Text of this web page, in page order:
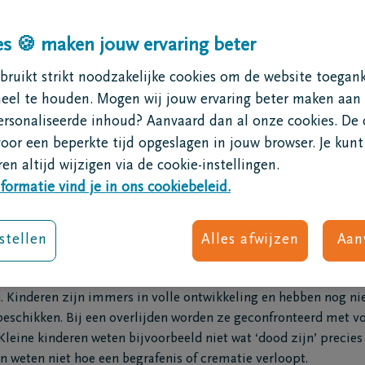
bij een overlijden?
begrafenisondernemer
een uitvaart?
of rouwadvertentie
ik iemand?
Rouwondersteuning
Rouwgroepen
Rouw bij kinderen
hoe kan je helpen?
verliesconsulente bij DELA:
‘Van zodra een kind zich hecht
is. In grote lijnen rouwen kinderen op dezelfde
Kinderen zijn immers in volle ontwikkeling en hebben nog
Bij een overlijden worden ze geconfronteerd met
kinderen weten bijvoorbeeld niet wat ‘dood zijn’
weten niet hoe een begrafenis of crematie verloopt.
🍪 maken jouw ervaring beter
strikt noodzakelijke cookies om de website
te houden. Mogen wij jouw ervaring beter maken aan
inhoud? Aanvaard dan al onze cookies. De
een beperkte tijd opgeslagen in jouw browser. Je
altijd wijzigen via de cookie-instellingen.
vind je in ons cookiebeleid.
Alles afwijzen